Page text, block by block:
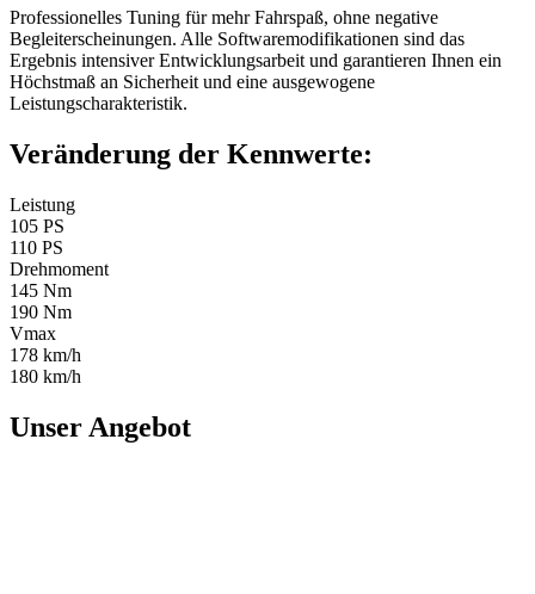
Professionelles Tuning für mehr Fahrspaß, ohne negative
Begleiterscheinungen. Alle Softwaremodifikationen sind das
Ergebnis intensiver Entwicklungsarbeit und garantieren Ihnen ein
Höchstmaß an Sicherheit und eine ausgewogene
Leistungscharakteristik.
Veränderung der Kennwerte:
Leistung
105 PS
110 PS
Drehmoment
145 Nm
190 Nm
Vmax
178 km/h
180 km/h
Unser Angebot